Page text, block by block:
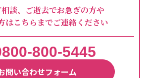
談、ご逝去でお急ぎの方や
はこちらまでご連絡ください
800-5445
問い合わせフォーム